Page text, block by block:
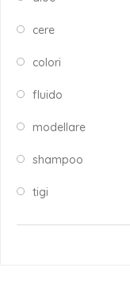
cere
colori
fluido
modellare
shampoo
tigi